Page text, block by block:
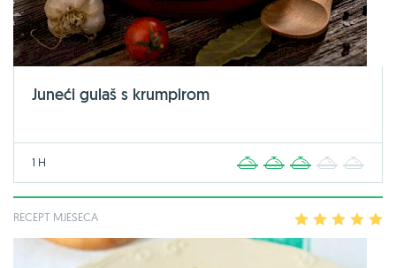
Juneći gulaš s krumpirom
1 H 2 3 4
RECEPT MJESECA 2 3 4